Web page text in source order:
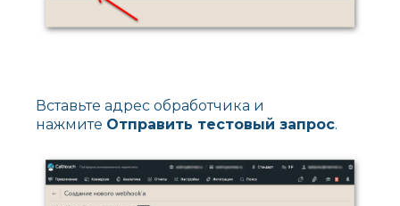
Вставьте адрес обработчика и
нажмите Отправить тестовый запрос.